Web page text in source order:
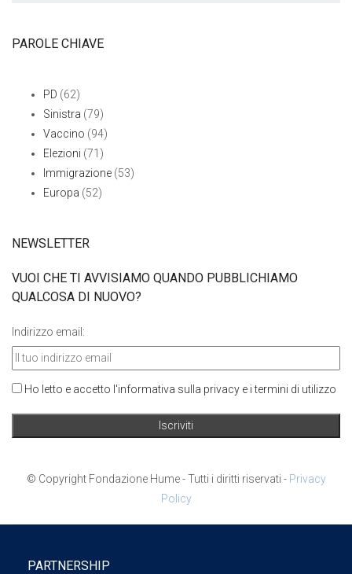
PAROLE CHIAVE
PD (62)
Sinistra (79)
Vaccino (94)
Elezioni (71)
Immigrazione (53)
Europa (52)
NEWSLETTER
VUOI CHE TI AVVISIAMO QUANDO PUBBLICHIAMO
QUALCOSA DI NUOVO?
Indirizzo email:
Ho letto e accetto l'informativa sulla privacy e i termini di utilizzo
© Copyright Fondazione Hume - Tutti i diritti riservati - Privacy
Policy
PARTNERSHIP